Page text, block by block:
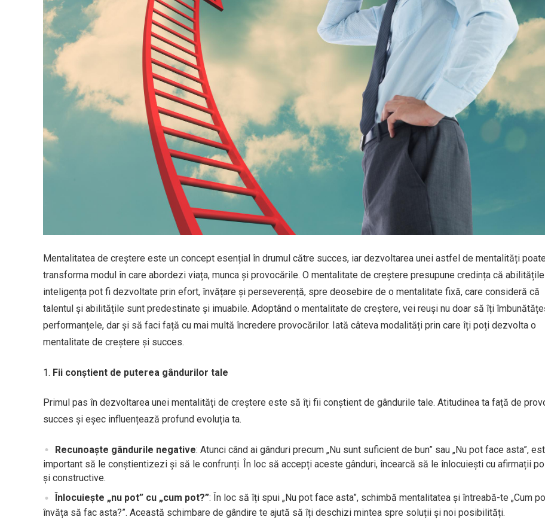
Mentalitatea de creștere este un concept esențial în drumul către succes, iar dezvoltarea unei astfel de mentalități poate
transforma modul în care abordezi viața, munca și provocările. O mentalitate de creștere presupune credința că
inteligența pot fi dezvoltate prin efort, învățare și perseverență, spre deosebire de o mentalitate fixă, care consideră că
talentul și abilitățile sunt predestinate și imuabile. Adoptând o mentalitate de creștere, vei reuși nu doar să îți
performanțele, dar și să faci față cu mai multă încredere provocărilor. Iată câteva modalități prin care îți poți dezvolta o
mentalitate de creștere și succes.
Fii conștient de puterea gândurilor tale
Primul pas în dezvoltarea unei mentalități de creștere este să îți fii conștient de gândurile tale. Atitudinea ta față de
succes și eșec influențează profund evoluția ta.
Recunoaște gândurile negative: Atunci când ai gânduri precum „Nu sunt suficient de bun” sau „Nu pot face asta”,
important să le conștientizezi și să le confrunți. În loc să accepți aceste gânduri, încearcă să le înlocuiești cu afirmații
și constructive.
Înlocuiește „nu pot” cu „cum pot?”: În loc să îți spui „Nu pot face asta”, schimbă mentalitatea și întreabă-te „Cum
învăța să fac asta?”. Această schimbare de gândire te ajută să îți deschizi mintea spre soluții și noi posibilități.